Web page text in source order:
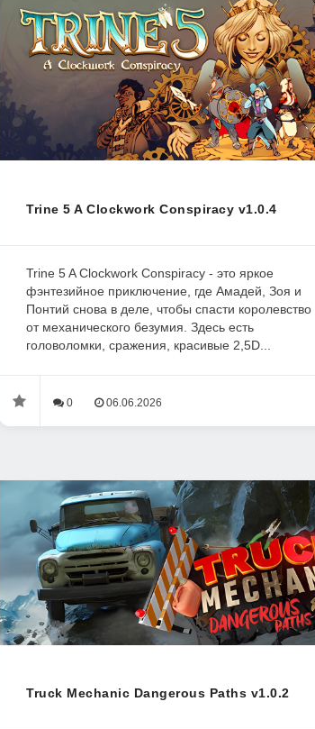
Trine 5 A Clockwork Conspiracy v1.0.4
Trine 5 A Clockwork Conspiracy - это яркое
фэнтезийное приключение, где Амадей, Зоя и
Понтий снова в деле, чтобы спасти королевство
от механического безумия. Здесь есть
головоломки, сражения, красивые 2,5D...
0 06.06.2026
Truck Mechanic Dangerous Paths v1.0.2